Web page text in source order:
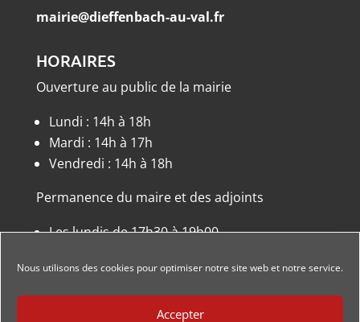
Nous utilisons des cookies pour optimiser notre site web et notre service.
Accepter
mairie@dieffenbach-au-val.fr
HORAIRES
Ouverture au public de la mairie
Lundi : 14h à 18h
Mardi : 14h à 17h
Vendredi : 14h à 18h
Permanence du maire et des adjoints
Les lundis de 17h30 à 19h00